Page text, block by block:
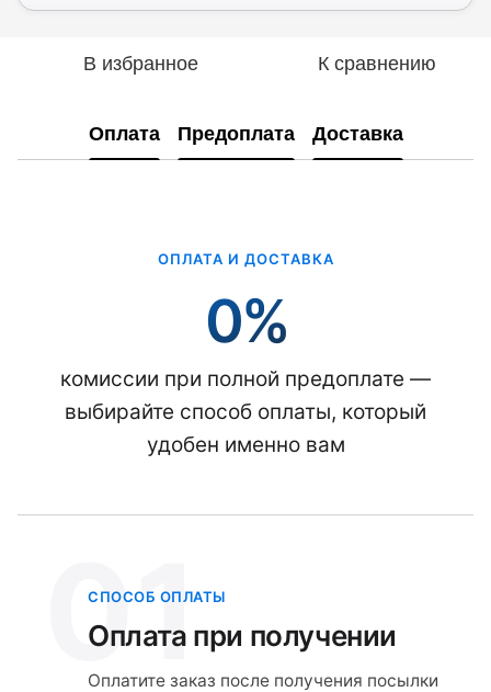
В избранное К сравнению
Оплата Предоплата Доставка
ОПЛАТА И ДОСТАВКА
0%
комиссии при полной предоплате —
выбирайте способ оплаты, который
удобен именно вам
01
СПОСОБ ОПЛАТЫ
Оплата при получении
Оплатите заказ после получения посылки